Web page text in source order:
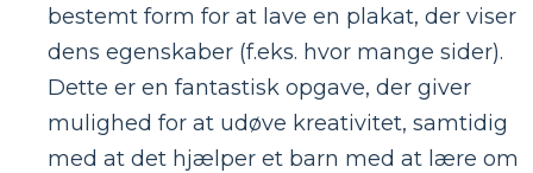
bestemt form for at lave en plakat, der viser
dens egenskaber (f.eks. hvor mange sider).
Dette er en fantastisk opgave, der giver
mulighed for at udøve kreativitet, samtidig
med at det hjælper et barn med at lære om